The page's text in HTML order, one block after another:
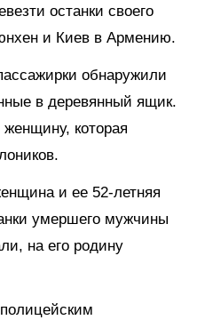
останки своего
и Киев в Армению.
обнаружили
в деревянный ящик.
которая
и ее 52-летняя
умершего мужчины
на его родину